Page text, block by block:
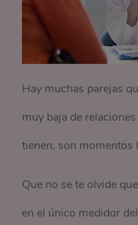
Hay muchas parejas
muy baja de
tienen, son momentos
Que no se te olvide
en el único medidor